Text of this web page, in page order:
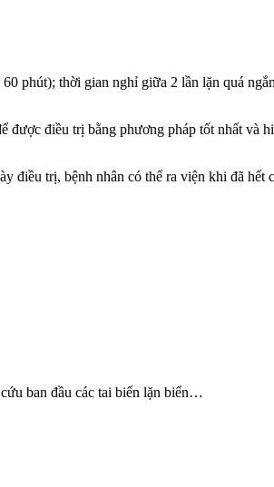
phút); thời gian nghỉ giữa 2 lần lặn quá
điều trị bằng phương pháp tốt nhất và
điều trị, bệnh nhân có thể ra viện khi đã hết
ban đầu các tai biến lặn biển…